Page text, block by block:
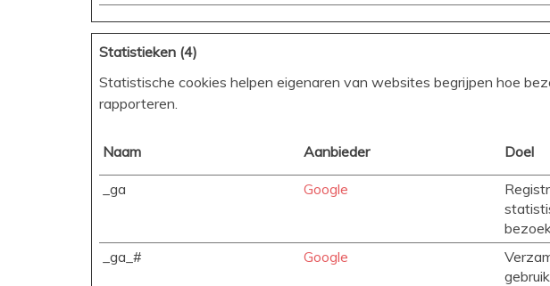
Statistieken (4)
Statistische cookies helpen eigenaren van websites begrijpen hoe
rapporteren.
Naam Aanbieder Doel
_ga Google
_ga_# Google